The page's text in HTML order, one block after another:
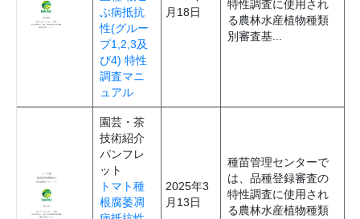
ぶ病抵抗
性(グルー
プ1,2,3及
び4) 特性
調査マニ
ュアル
月18日
特性調査に使用され
る農林水産植物種類
別審査基...
園芸・茶
技術紹介
パンフレ
ット
トマト種
根腐萎凋
2025年3
月13日
種苗管理センターで
は、品種登録審査の
特性調査に使用され
る農林水産植物種類